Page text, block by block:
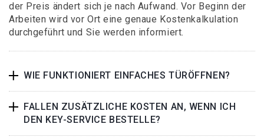
der Preis ändert sich je nach Aufwand. Vor Beginn der
Arbeiten wird vor Ort eine genaue Kostenkalkulation
durchgeführt und Sie werden informiert.
WIE FUNKTIONIERT EINFACHES TÜRÖFFNEN?
FALLEN ZUSÄTZLICHE KOSTEN AN, WENN ICH
DEN KEY-SERVICE BESTELLE?